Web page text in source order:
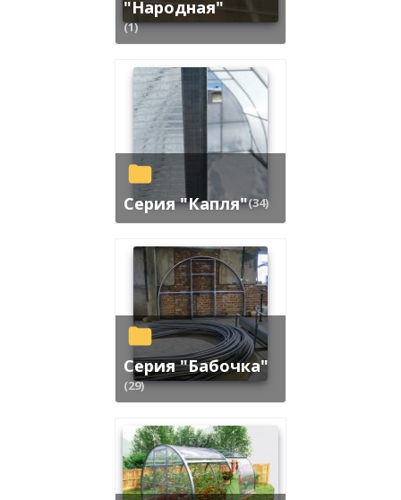
"Народная"
(1)
Серия "Капля"(34)
Серия "Бабочка"
(29)